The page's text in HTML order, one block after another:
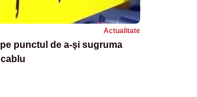
Actualitate
punctul de a-şi sugruma